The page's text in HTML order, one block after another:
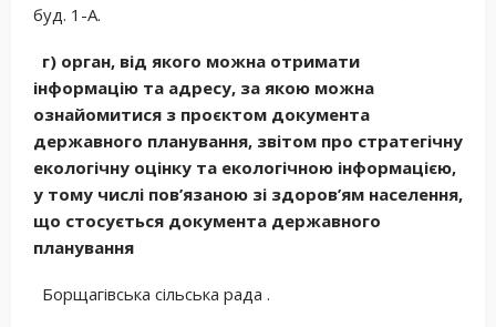
буд. 1-А.
г) орган, від якого можна отримати
інформацію та адресу, за якою можна
ознайомитися з проєктом документа
державного планування, звітом про стратегічну
екологічну оцінку та екологічною інформацією,
у тому числі пов’язаною зі здоров’ям населення,
що стосується документа державного
планування
Борщагівська сільська рада .